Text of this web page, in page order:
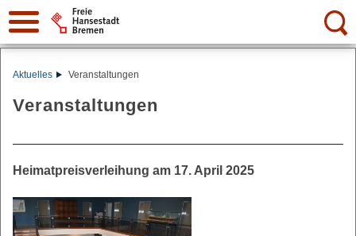
Suche:
Aktuelles Veranstaltungen
Veranstaltungen
Heimatpreisverleihung am 17. April 2025